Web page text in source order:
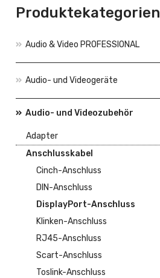
Produktekategorien
Audio & Video PROFESSIONAL
Audio- und Videogeräte
Audio- und Videozubehör
Adapter
Anschlusskabel
Cinch-Anschluss
DIN-Anschluss
DisplayPort-Anschluss
Klinken-Anschluss
RJ45-Anschluss
Scart-Anschluss
Toslink-Anschluss